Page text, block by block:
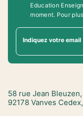
Education
moment. Pour
Indiquez votre email
58 rue Jean
92178 Vanves